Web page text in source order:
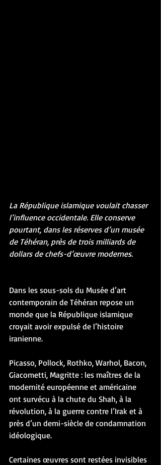
La République islamique voulait chasser
l’influence occidentale. Elle conserve
pourtant, dans les réserves d’un musée
de Téhéran, près de trois milliards de
dollars de chefs-d’œuvre modernes.
Dans les sous-sols du Musée d’art
contemporain de Téhéran repose un
monde que la République islamique
croyait avoir expulsé de l’histoire
iranienne.
Picasso, Pollock, Rothko, Warhol, Bacon,
Giacometti, Magritte : les maîtres de la
modernité européenne et américaine
ont survécu à la chute du Shah, à la
révolution, à la guerre contre l’Irak et à
près d’un demi-siècle de condamnation
idéologique.
Certaines œuvres sont restées invisibles